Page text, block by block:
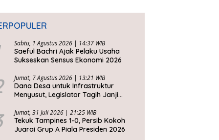
Sabtu, 1 Agustus 2026 | 14:37 WIB
Saeful Bachri Ajak Pelaku Usaha
Sukseskan Sensus Ekonomi 2026
Jumat, 7 Agustus 2026 | 13:21 WIB
Dana Desa untuk Infrastruktur
Menyusut, Legislator Tagih Janji
Jumat, 31 Juli 2026 | 21:25 WIB
Tekuk Tampines 1-0, Persib Kokoh
Juarai Grup A Piala Presiden 2026